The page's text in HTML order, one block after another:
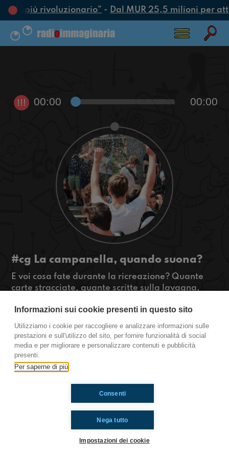
più rivoluzionario”- Dal MUR 25,5 milioni per
!!! 00:00 00:00
#cg La campanella, quando suona?
E voi cosa fate durante la ricreazione? Quante
carte stracciate, quante scritte sulla lavagna,
successiva? Oggi a castel guelfo ne parleremo...
#OkkinSu www.radioimmaginaria.it
Castel Guelfo di Bologna
Informazioni sui cookie presenti in questo sito
Utilizziamo i cookie per raccogliere e analizzare informazioni sulle
prestazioni e sull'utilizzo del sito, per fornire funzionalità di social
media e per migliorare e personalizzare contenuti e pubblicità
presenti.
Per saperne di più
Nega tutto
Consenti
Impostazioni dei cookie